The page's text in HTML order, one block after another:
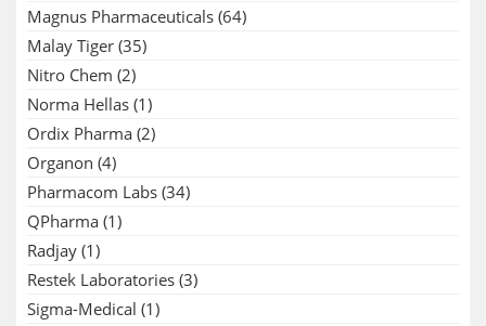
Magnus Pharmaceuticals (64)
Malay Tiger (35)
Nitro Chem (2)
Norma Hellas (1)
Ordix Pharma (2)
Organon (4)
Pharmacom Labs (34)
QPharma (1)
Radjay (1)
Restek Laboratories (3)
Sigma-Medical (1)